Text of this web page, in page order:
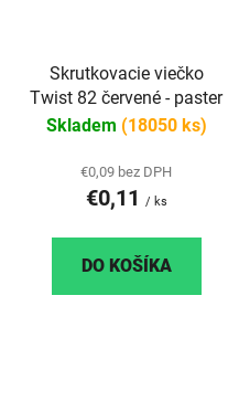
Skrutkovacie viečko
Twist 82 červené - paster
Skladem (18050 ks)
€0,09 bez DPH
€0,11 / ks
DO KOŠÍKA